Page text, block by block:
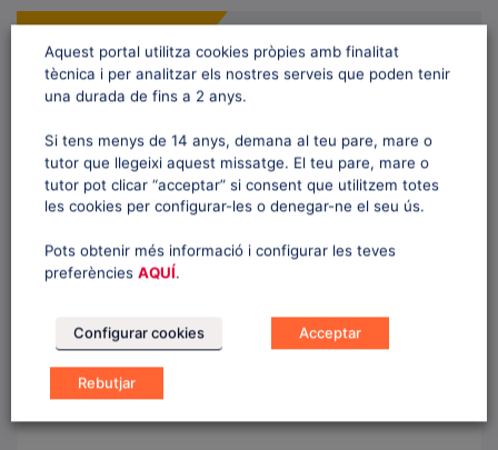
QUÈ FER EN CAS D’ACCIDENT
RESULTATS I DISCIPLINES
ELS PROPERS ESDEVENIMENTS
AVANTATGES PER A FEDERATS
ELECCIONS FCEH 2023
Aquest portal utilitza cookies pròpies amb finalitat
tècnica i per analitzar els nostres serveis que poden tenir
una durada de fins a 2 anys.
Si tens menys de 14 anys, demana al teu pare, mare o
tutor que llegeixi aquest missatge. El teu pare, mare o
tutor pot clicar “acceptar” si consent que utilitzem totes
les cookies per configurar-les o denegar-ne el seu ús.
Pots obtenir més informació i configurar les teves
preferències AQUÍ.
Configurar cookies Acceptar
Rebutjar